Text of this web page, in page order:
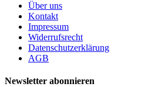
Über uns
Kontakt
Impressum
Widerrufsrecht
Datenschutzerklärung
AGB
Newsletter abonnieren